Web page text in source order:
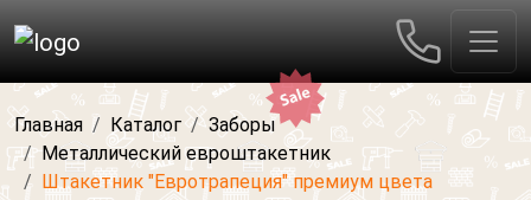
Главная Каталог
Заборы
Металлический евроштакетник
Штакетник "Евротрапеция" премиум цвета